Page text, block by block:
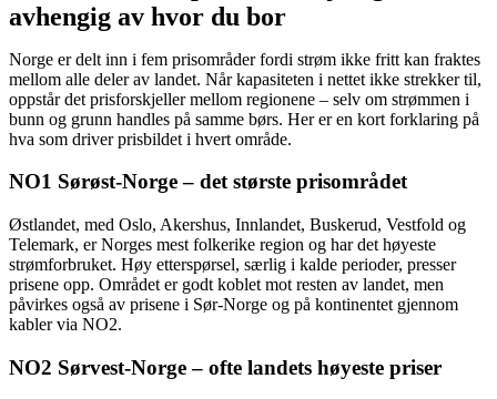
avhengig av hvor du bor
Norge er delt inn i fem prisområder fordi strøm ikke fritt kan fraktes
mellom alle deler av landet. Når kapasiteten i nettet ikke strekker til,
oppstår det prisforskjeller mellom regionene – selv om strømmen i
bunn og grunn handles på samme børs. Her er en kort forklaring på
hva som driver prisbildet i hvert område.
NO1 Sørøst-Norge – det største prisområdet
Østlandet, med Oslo, Akershus, Innlandet, Buskerud, Vestfold og
Telemark, er Norges mest folkerike region og har det høyeste
strømforbruket. Høy etterspørsel, særlig i kalde perioder, presser
prisene opp. Området er godt koblet mot resten av landet, men
påvirkes også av prisene i Sør-Norge og på kontinentet gjennom
kabler via NO2.
NO2 Sørvest-Norge – ofte landets høyeste priser